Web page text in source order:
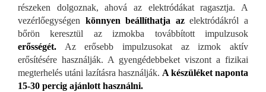
részeken dolgoznak, ahová az elektródákat ragasztja. A
vezérlőegységen könnyen beállíthatja azelektródákról a
bőrön keresztül az izmokba továbbított impulzusok
erősségét. Az erősebb impulzusokat az izmok aktív
erősítésére használják. A gyengédebbeket viszont a fizikai
megterhelés utáni lazításra használják. A készüléket naponta
15-30 percig ajánlott használni.